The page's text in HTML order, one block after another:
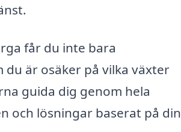
får du inte bara
är osäker på vilka växter
guida dig genom hela
och lösningar baserat på din